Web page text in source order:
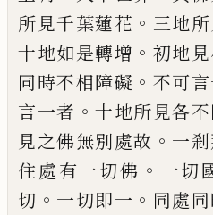
所見千葉蓮花 。 三地
十地如是轉增 。 初地
同時不相障礙 。 不可
言一者 。十地所見各
見之佛無別處故 。 一
住處有一切佛 。 一切
切 。 一切即一 。 同處